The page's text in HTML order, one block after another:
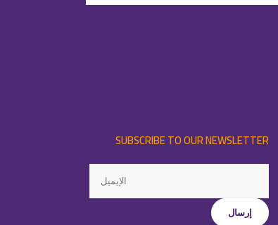
SUBSCRIBE TO OUR NEWSLETTER